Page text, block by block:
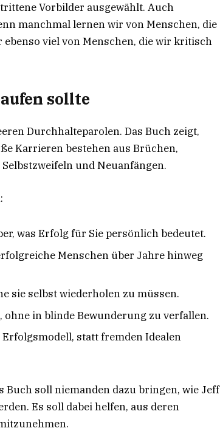
Vorbilder ausgewählt. Auch
manchmal lernen wir von Menschen, die
viel von Menschen, die wir kritisch
sollte
Durchhalteparolen. Das Buch zeigt,
Karrieren bestehen aus Brüchen,
und Neuanfängen.
was Erfolg für Sie persönlich bedeutet.
Menschen über Jahre hinweg
sie selbst wiederholen zu müssen.
in blinde Bewunderung zu verfallen.
statt fremden Idealen
soll niemanden dazu bringen, wie Jeff
Es soll dabei helfen, aus deren